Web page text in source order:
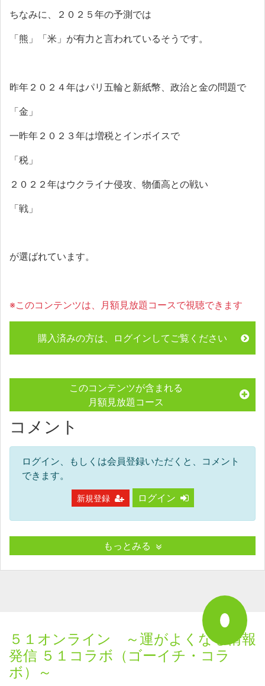
ちなみに、２０２５年の予測では
「熊」「米」が有力と言われているそうです。
昨年２０２４年はパリ五輪と新紙幣、政治と金の問題で
「金」
一昨年２０２３年は増税とインボイスで
「税」
２０２２年はウクライナ侵攻、物価高との戦い
「戦」
が選ばれています。
※このコンテンツは、月額見放題コースで視聴できます
購入済みの方は、ログインしてご覧ください
このコンテンツが含まれる
月額見放題コース
コメント
ログイン、もしくは会員登録いただくと、コメント
できます。
新規登録 ログイン
もっとみる
５１オンライン ～運がよくなる情報
発信 ５１コラボ（ゴーイチ・コラ
ボ）～